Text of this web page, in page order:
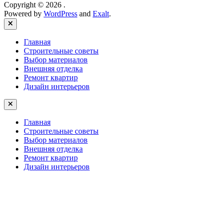
Copyright © 2026 .
Powered by WordPress and Exalt.
Close
Главная
Строительные советы
Выбор материалов
Внешняя отделка
Ремонт квартир
Дизайн интерьеров
Главная
Строительные советы
Выбор материалов
Внешняя отделка
Ремонт квартир
Дизайн интерьеров